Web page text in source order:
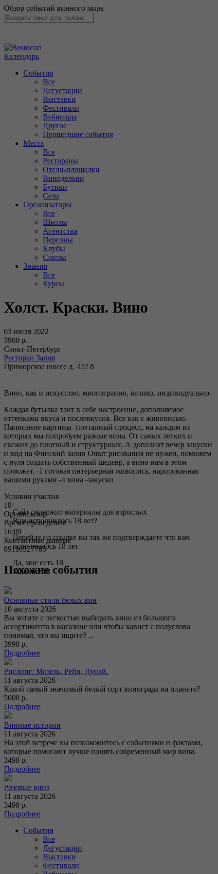
Обзор событий винного мира
Календарь
События
Все
Дегустации
Выставки
Фестивали
Вебинары
Другое
Прошедшие события
Места
Все
Рестораны
Отели-площадки
Винодельни
Бутики
Сети
Организаторы
Все
Школы
Агентства
Персоны
Клубы
Союзы
Знания
Все
Курсы
Холст. Краски. Вино
03 июля 2022
3900 р.
Санкт-Петербург
Ресторан Залив
Приморское шоссе д. 422 б
Вино, как и искусство, многогранно, велико, индивидуально.
Каждая бутылка таит в себе настроение, дополняемое
оттенками вкуса и послевкусия. Все как с живописью.
Написание картины- поэтапный процесс, на каждом из
которых мы попробуем разные вина. От самых легких и
свежих до плотный и структурных. А дополнят вечер закуски
и вид на Финский залив Опыт рисования не нужен, поможем
с нуля создать собственный шедевр, а вино нам в этом
поможет. -1 готовая интерьерная живопись, нарисованная
вашими руками -4 вина -закуски
Условия участия
18+
Организатор
Время проведения
16:00
Контактные данные
89110327785
Похожие события
Основные стили белых вин
10 августа 2026
Вы хотите с легкостью выбирать вино из большого
ассортимента в магазине или чтобы кавист с полуслова
понимал, что вы ищите? ...
3990 р.
Подробнее
Рислинг: Мозель, Рейн, Дунай.
11 августа 2026
Какой самый значимый белый сорт винограда на планете?
5000 р.
Подробнее
Винные истории
11 августа 2026
На этой встрече вы познакомитесь с событиями и фактами,
которые помогают лучше понять современный мир вина.
3490 р.
Подробнее
Розовые вина
11 августа 2026
3490 р.
Подробнее
События
Все
Дегустации
Выставки
Фестивали
Сайт содержит материалы для взрослых
Вам исполнилось 18 лет?
Перейдя по ссылке вы так же подтверждаете что вам
исполнилось 18 лет
Да, мне есть 18
Мне нет 18